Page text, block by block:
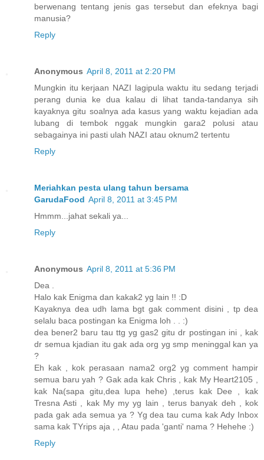
berwenang tentang jenis gas tersebut dan efeknya bagi
manusia?
Reply
Anonymous April 8, 2011 at 2:20 PM
Mungkin itu kerjaan NAZI lagipula waktu itu sedang terjadi
perang dunia ke dua kalau di lihat tanda-tandanya sih
kayaknya gitu soalnya ada kasus yang waktu kejadian ada
lubang di tembok nggak mungkin gara2 polusi atau
sebagainya ini pasti ulah NAZI atau oknum2 tertentu
Reply
Meriahkan pesta ulang tahun bersama
GarudaFood April 8, 2011 at 3:45 PM
Hmmm...jahat sekali ya...
Reply
Anonymous April 8, 2011 at 5:36 PM
Dea .
Halo kak Enigma dan kakak2 yg lain !! :D
Kayaknya dea udh lama bgt gak comment disini , tp dea
selalu baca postingan ka Enigma loh . . :)
dea bener2 baru tau ttg yg gas2 gitu dr postingan ini , kak
dr semua kjadian itu gak ada org yg smp meninggal kan ya
?
Eh kak , kok perasaan nama2 org2 yg comment hampir
semua baru yah ? Gak ada kak Chris , kak My Heart2105 ,
kak Na(sapa gitu,dea lupa hehe) ,terus kak Dee , kak
Tresna Asti , kak My my yg lain , terus banyak deh , kok
pada gak ada semua ya ? Yg dea tau cuma kak Ady Inbox
sama kak TYrips aja , , Atau pada 'ganti' nama ? Hehehe :)
Reply